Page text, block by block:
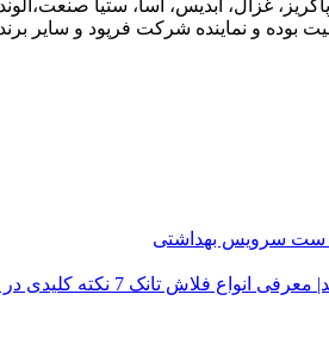
غزال، آبدیس، آسا، ستیا
بوده و نماینده شرکت فرپود و سایر
ست سرویس بهداشتی
معرفی انواع فلاش تانک 7 نکته کلیدی در خرید درب توالت فرنگی